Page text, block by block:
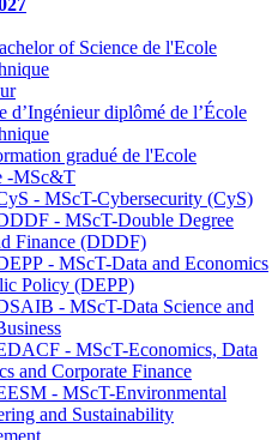
of Science de l'Ecole
d’Ingénieur diplômé de l’École
gradué de l'Ecole
-MSc&T
- MScT-Cybersecurity (CyS)
- MScT-Double Degree
Finance (DDDF)
- MScT-Data and Economics
Policy (DEPP)
- MScT-Data Science and
- MScT-Economics, Data
and Corporate Finance
- MScT-Environmental
and Sustainability